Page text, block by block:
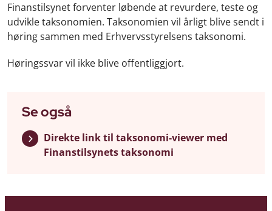
Finanstilsynet forventer løbende at revurdere, teste og
udvikle taksonomien. Taksonomien vil årligt blive sendt i
høring sammen med Erhvervsstyrelsens taksonomi.
Høringssvar vil ikke blive offentliggjort.
Se også
Direkte link til taksonomi-viewer med
Finanstilsynets taksonomi